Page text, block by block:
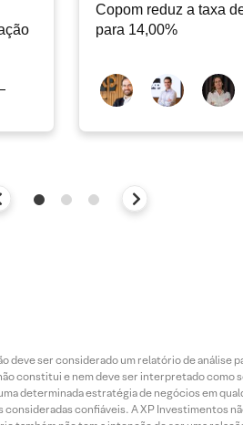
Copom reduz a taxa
para 14,00%
ser considerado um relatório de análise
constitui e nem deve ser interpretado como
determinada estratégia de negócios em
confiáveis. A XP Investimentos